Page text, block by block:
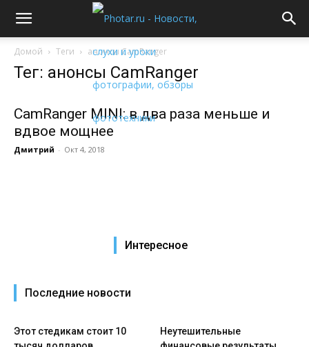
Домой Теги анонсы CamRanger
Тег: анонсы CamRanger
CamRanger MINI: в два раза меньше и
вдвое мощнее
Дмитрий - Окт 4, 2018
Интересное
Последние новости
Этот стедикам стоит 10
Неутешительные